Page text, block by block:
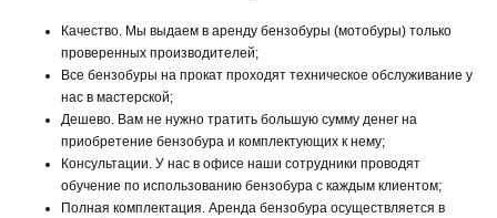
Качество. Мы выдаем в аренду бензобуры (мотобуры) только
проверенных производителей;
Все бензобуры на прокат проходят техническое обслуживание у
нас в мастерской;
Дешево. Вам не нужно тратить большую сумму денег на
приобретение бензобура и комплектующих к нему;
Консультации. У нас в офисе наши сотрудники проводят
обучение по использованию бензобура с каждым клиентом;
Полная комплектация. Аренда бензобура осуществляется в